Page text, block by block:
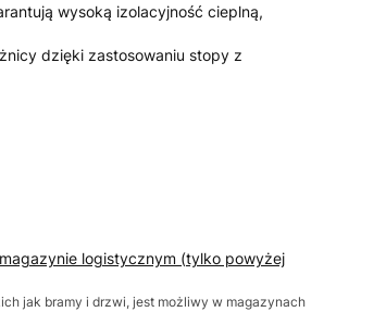
wysoką izolacyjność cieplną,
dzięki zastosowaniu stopy z
logistycznym (tylko powyżej
jak bramy i drzwi, jest możliwy w magazynach